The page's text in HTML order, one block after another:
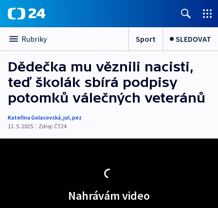
Rubriky Sport SLEDOVAT
Dědečka mu věznili nacisti,
teď školák sbírá podpisy
potomků válečných veteránů
Kateřina Golasovská,jol,pez
11. 5. 2025 | Zdroj: ČT24
Nahrávám video